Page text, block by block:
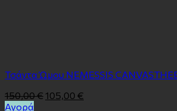
Τσάντα Ώμου ΝΕΜESSIS
150,00€ 105,00 €
Αγορά